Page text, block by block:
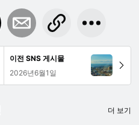
이전 SNS 게시물
2026년6월1일
더 보기